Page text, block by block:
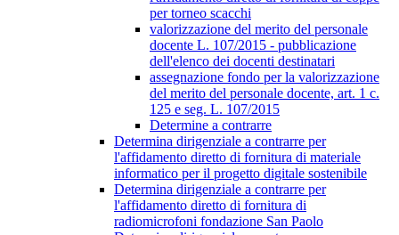
per torneo scacchi
valorizzazione del merito del personale
docente L. 107/2015 - pubblicazione
dell'elenco dei docenti destinatari
assegnazione fondo per la valorizzazione
del merito del personale docente, art. 1 c.
125 e seg. L. 107/2015
Determine a contrarre
Determina dirigenziale a contrarre per
l'affidamento diretto di fornitura di materiale
informatico per il progetto digitale sostenibile
Determina dirigenziale a contrarre per
l'affidamento diretto di fornitura di
radiomicrofoni fondazione San Paolo